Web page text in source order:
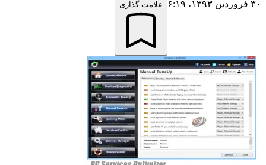
علامت گذاری